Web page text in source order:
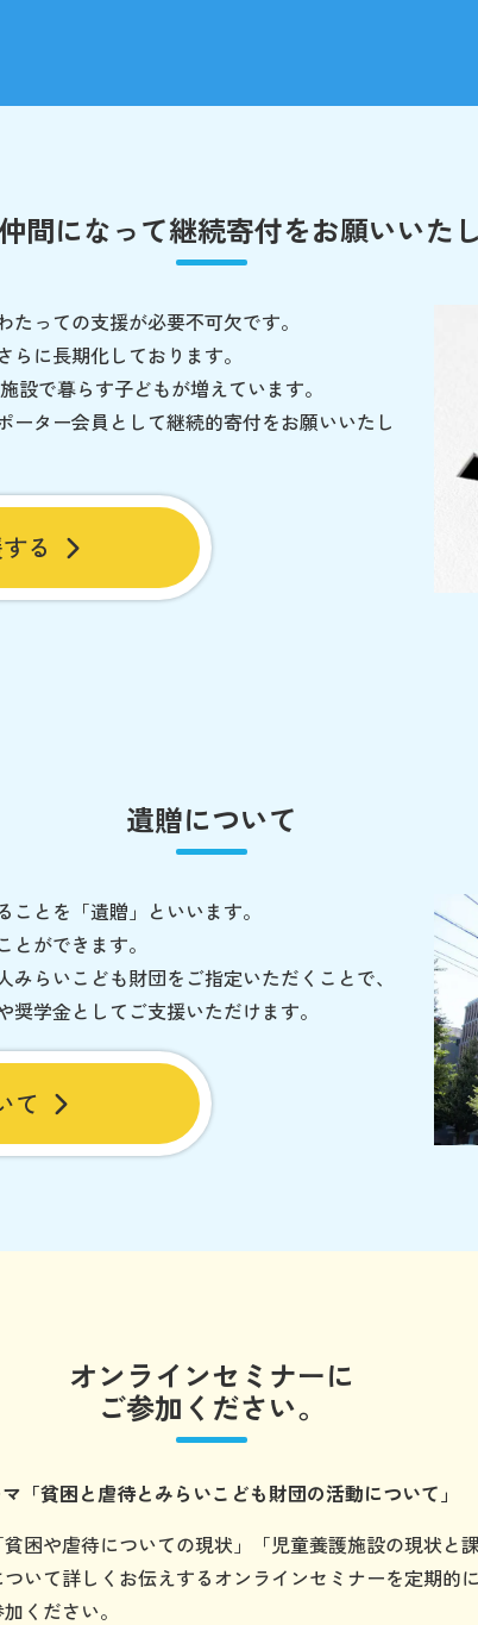
間になって継続寄付をお願いいた
っての支援が必要不可欠です。
に長期化しております。
設で暮らす子どもが増えています。
ター会員として継続的寄付をお願いいたし
る
遺贈について
とを「遺贈」といいます。
ができます。
らいこども財団をご指定いただくことで、
学金としてご支援いただけます。
て
オンラインセミナーに
ご参加ください。
「貧困と虐待とみらいこども財団の活動について」
困や虐待についての現状」「児童養護施設の現状と
いて詳しくお伝えするオンラインセミナーを定期的
ください。